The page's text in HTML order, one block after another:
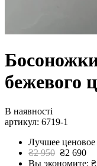
бежевого
В наявності
артикул: 6719-1
Лучшее
₴2 950 ₴2 690
Вы экономите: